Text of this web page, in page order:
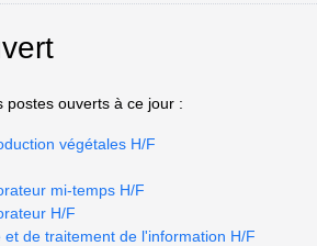
postes ouverts à ce jour :
végétales H/F
mi-temps H/F
H/F
de traitement de l'information H/F